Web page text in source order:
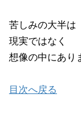
苦しみの大半は
現実ではなく
想像の中にあり
目次へ戻る